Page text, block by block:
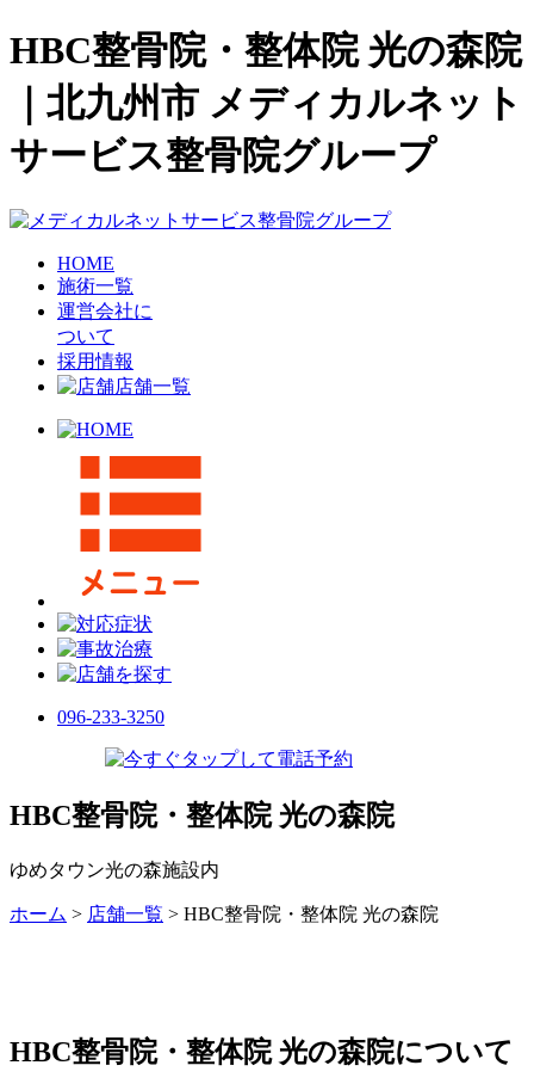
HBC整骨院・整体院 光の森院
｜北九州市 メディカルネット
サービス整骨院グループ
HOME
施術一覧
運営会社に
ついて
採用情報
店舗一覧
096-233-3250
HBC整骨院・整体院 光の森院
ゆめタウン光の森施設内
ホーム > 店舗一覧 > HBC整骨院・整体院 光の森院
HBC整骨院・整体院 光の森院について